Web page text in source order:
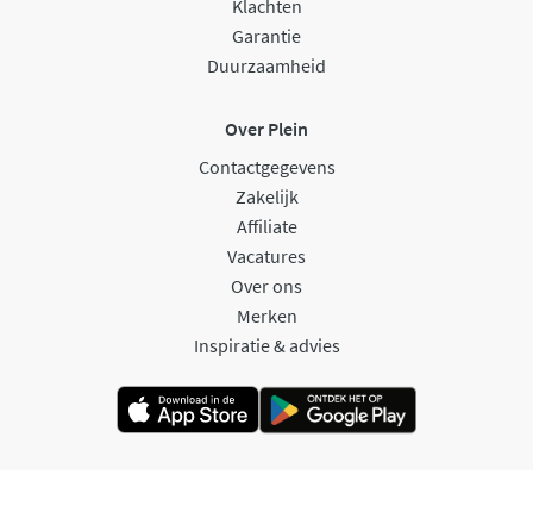
Klachten
Garantie
Duurzaamheid
Over Plein
Contactgegevens
Zakelijk
Affiliate
Vacatures
Over ons
Merken
Inspiratie & advies